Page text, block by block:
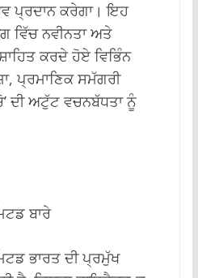
ਪ੍ਰਦਾਨ ਕਰੇਗਾ। ਇਹ
ਵਿੱਚ ਨਵੀਨਤਾ ਅਤੇ
ਕਰਦੇ ਹੋਏ ਵਿਭਿੰਨ
ਪ੍ਰਮਾਣਿਕ ਸਮੱਗਰੀ
ਦੀ ਅਟੁੱਟ ਵਚਨਬੱਧਤਾ ਨੂੰ
ਬਾਰੇ
ਭਾਰਤ ਦੀ ਪ੍ਰਮੁੱਖ